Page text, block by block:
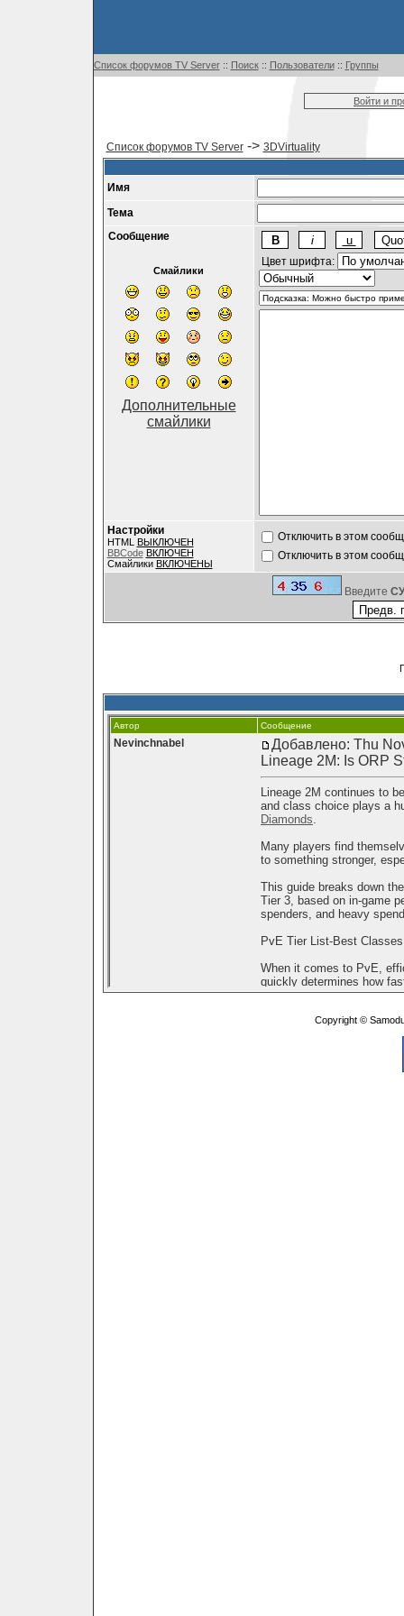
Список форумов TV Server:: Поиск:: Пользователи:: Группы
Войти и
Список форумов TV Server-> 3DVirtuality
Имя
Тема
Сообщение
Смайлики
Дополнительные
смайлики
Цвет шрифта:
Настройки
HTML
ВЫКЛЮЧЕН
BBCode ВКЛЮЧЕН
Смайлики ВКЛЮЧЕНЫ
Отключить в этом
Отключить в этом
Введите
Copyright ©